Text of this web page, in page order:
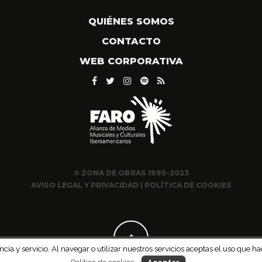
QUIÉNES SOMOS
CONTACTO
WEB CORPORATIVA
© ZONA DE OBRAS 1995-2023
AVISO LEGAL Y PRIVACIDAD | POLÍTICA DE COOKIES
y servicio. Al navegar o utilizar nuestros servicios aceptas el uso que